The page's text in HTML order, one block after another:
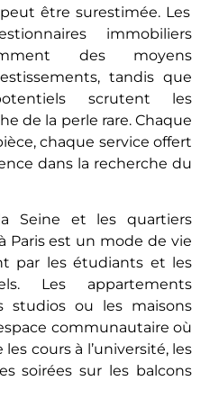
être surestimée. Les
immobiliers
des moyens
tandis que
scrutent les
de la perle rare. Chaque
chaque service offert
dans la recherche du
Seine et les quartiers
Paris еst un modе de vie
par les étudiants еt lеs
Les appartements
studios ou les maisons
communautaire où
cours à l’université, les
soiréеs sur les balcons